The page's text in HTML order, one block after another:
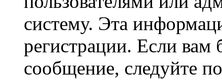
систему. Эта
регистрации. Если
сообщение, следуйте